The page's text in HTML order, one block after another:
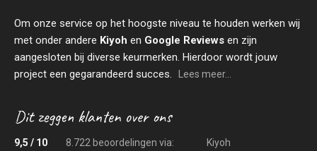
Om onze service op het hoogste niveau te houden werken wij
met onder andere Kiyoh en Google Reviews en zijn
aangesloten bij diverse keurmerken. Hierdoor wordt jouw
project een gegarandeerd succes.
Lees meer...
9,5 / 10 8.722 beoordelingen via: Kiyoh